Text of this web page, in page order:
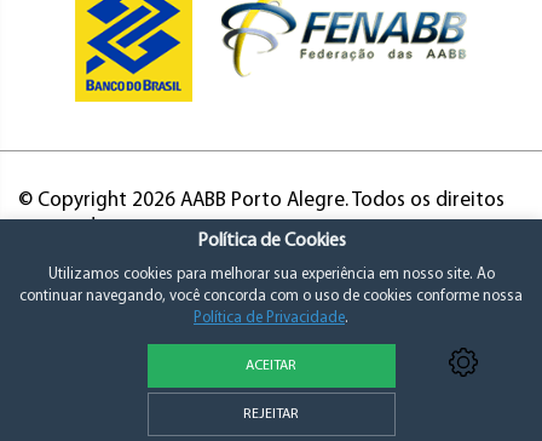
© Copyright 2026 AABB Porto Alegre. Todos os direitos
Política de Privacidade e Consentimento
Política de Cookies
Utilizamos cookies para melhorar sua experiência em nosso site. Ao
continuar navegando, você concorda com o uso de cookies conforme nossa
Política de Privacidade.
ACEITAR
REJEITAR